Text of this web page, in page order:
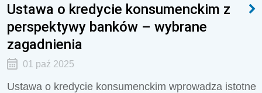
Ustawa o kredycie konsumenckim z
perspektywy banków – wybrane
zagadnienia
01 paź 2025
Ustawa o kredycie konsumenckim wprowadza istotne